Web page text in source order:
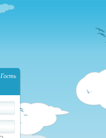
Гость